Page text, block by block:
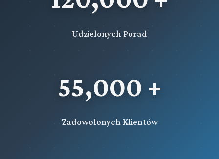
Udzielonych Porad
55,000 +
Zadowolonych Klientów